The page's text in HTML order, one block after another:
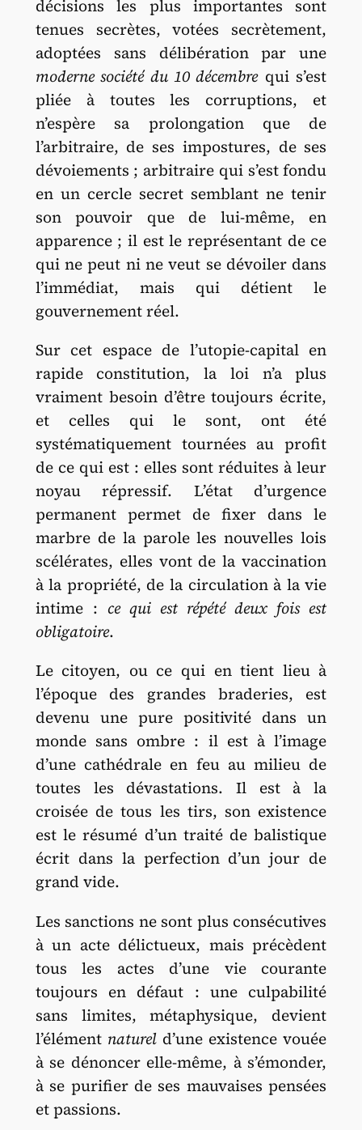
décisions les plus importantes sont
tenues secrètes, votées secrètement,
adoptées sans délibération par une
moderne société du 10 décembrequi s’est
pliée à toutes les corruptions, et
n’espère sa prolongation que de
l’arbitraire, de ses impostures, de ses
dévoiements ; arbitraire qui s’est fondu
en un cercle secret semblant ne tenir
son pouvoir que de lui-même, en
apparence ; il est le représentant de ce
qui ne peut ni ne veut se dévoiler dans
l’immédiat, mais qui détient le
gouvernement réel.
Sur cet espace de l’utopie-capital en
rapide constitution, la loi n’a plus
vraiment besoin d’être toujours écrite,
et celles qui le sont, ont été
systématiquement tournées au profit
de ce qui est : elles sont réduites à leur
noyau répressif. L’état d’urgence
permanent permet de fixer dans le
marbre de la parole les nouvelles lois
scélérates, elles vont de la vaccination
à la propriété, de la circulation à la vie
intime : ce qui est répété deux fois est
obligatoire.
Le citoyen, ou ce qui en tient lieu à
l’époque des grandes braderies, est
devenu une pure positivité dans un
monde sans ombre : il est à l’image
d’une cathédrale en feu au milieu de
toutes les dévastations. Il est à la
croisée de tous les tirs, son existence
est le résumé d’un traité de balistique
écrit dans la perfection d’un jour de
grand vide.
Les sanctions ne sont plus consécutives
à un acte délictueux, mais précèdent
tous les actes d’une vie courante
toujours en défaut : une culpabilité
sans limites, métaphysique, devient
l’élément natureld’une existence vouée
à se dénoncer elle-même, à s’émonder,
à se purifier de ses mauvaises pensées
et passions.